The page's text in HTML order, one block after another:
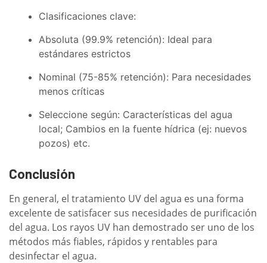
Clasificaciones clave:
Absoluta (99.9% retención): Ideal para
estándares estrictos
Nominal (75-85% retención): Para necesidades
menos críticas
Seleccione según: Características del agua
local; Cambios en la fuente hídrica (ej: nuevos
pozos) etc.
Conclusión
En general, el tratamiento UV del agua es una forma
excelente de satisfacer sus necesidades de purificación
del agua. Los rayos UV han demostrado ser uno de los
métodos más fiables, rápidos y rentables para
desinfectar el agua.